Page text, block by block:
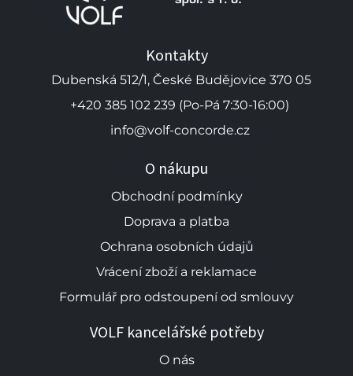
Kontakty
Dubenská 512/1, České Budějovice 370 05
+420 385 102 239 (Po-Pá 7:30-16:00)
info@volf-concorde.cz
O nákupu
Obchodní podmínky
Doprava a platba
Ochrana osobních údajů
Vrácení zboží a reklamace
Formulář pro odstoupení od smlouvy
VOLF kancelářské potřeby
O nás